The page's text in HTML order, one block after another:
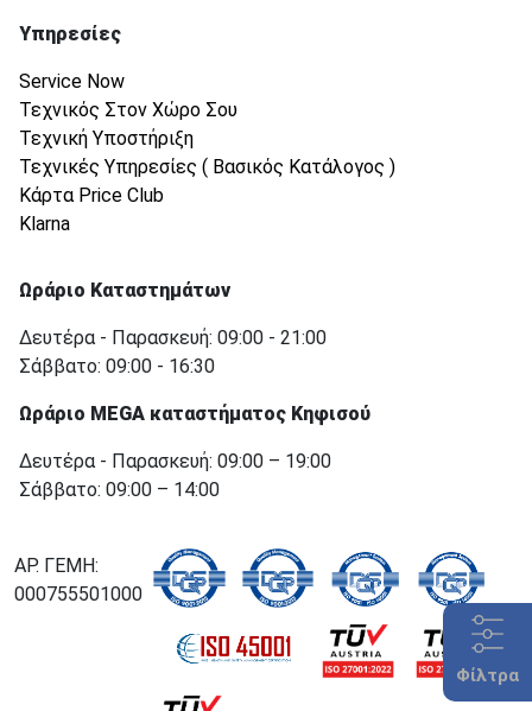
Φίλτρα
Υπηρεσίες
Service Now
Τεχνικός Στον Χώρο Σου
Τεχνική Υποστήριξη
Τεχνικές Υπηρεσίες ( Βασικός Κατάλογος )
Κάρτα Price Club
Klarna
Ωράριο Καταστημάτων
Δευτέρα - Παρασκευή: 09:00 - 21:00
Σάββατο: 09:00 - 16:30
Ωράριο MEGA καταστήματος Κηφισού
Δευτέρα - Παρασκευή: 09:00 – 19:00
Σάββατο: 09:00 – 14:00
ΑΡ. ΓΕΜΗ:
000755501000